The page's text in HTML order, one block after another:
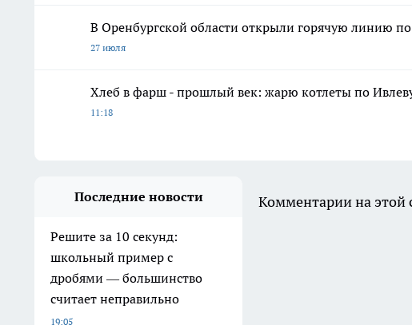
В Оренбургской области открыли горячую линию
27 июля
Хлеб в фарш - прошлый век: жарю котлеты по
11:18
Последние новости
Решите за 10 секунд:
школьный пример с
дробями — большинство
считает неправильно
19:05
Комментарии на этой